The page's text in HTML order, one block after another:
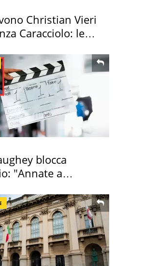
Christian Vieri
Caracciolo: le
blocca
"Annate a